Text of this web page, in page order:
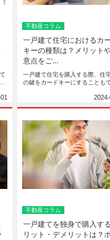
不動産コラム
一戸建て住宅におけるカ
キーの種類は？メリット
意点をご...
一戸建て住宅を購入する際、住
の鍵をカードキーにすることも
不動産コラム
一戸建てを独身で購入す
リット・デメリットは？